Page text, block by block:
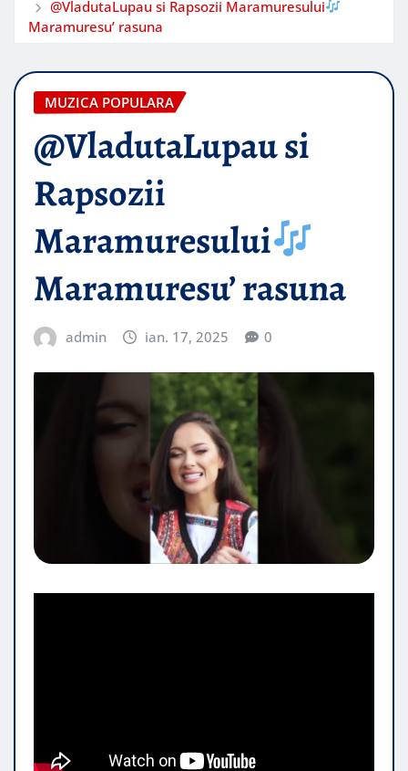
@VladutaLupau si Rapsozii Maramuresului
Maramuresu’ rasuna
MUZICA POPULARA
@VladutaLupau si
Rapsozii
Maramuresului
Maramuresu’ rasuna
admin ian. 17, 2025 0